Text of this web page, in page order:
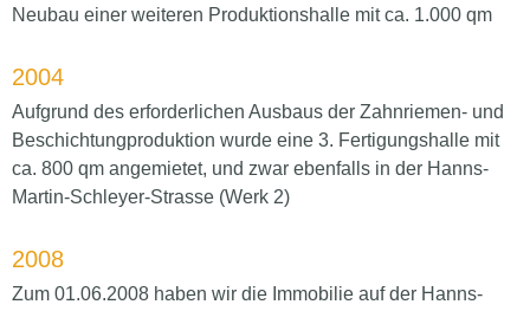
Neubau einer weiteren Produktionshalle mit ca. 1.000 qm
2004
Aufgrund des erforderlichen Ausbaus der Zahnriemen- und
Beschichtungproduktion wurde eine 3. Fertigungshalle mit
ca. 800 qm angemietet, und zwar ebenfalls in der Hanns-
Martin-Schleyer-Strasse (Werk 2)
2008
Zum 01.06.2008 haben wir die Immobilie auf der Hanns-